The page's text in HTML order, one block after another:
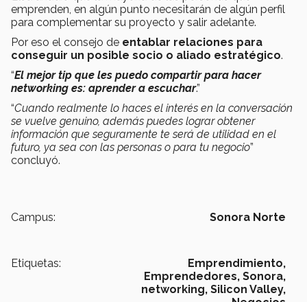
emprenden, en algún punto necesitarán de algún perfil
para complementar su proyecto y salir adelante.
Por eso el consejo de entablar relaciones para
conseguir un posible socio o aliado estratégico.
“El mejor tip que les puedo compartir para hacer
networking es: aprender a escuchar.”
“Cuando realmente lo haces el interés en la conversación
se vuelve genuino, además puedes lograr obtener
información que seguramente te será de utilidad en el
futuro, ya sea con las personas o para tu negocio”
concluyó.
Campus: Sonora Norte
Etiquetas:
Emprendimiento,
Emprendedores, Sonora,
networking, Silicon Valley,